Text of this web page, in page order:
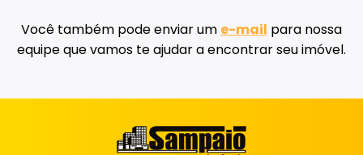
Você também pode enviar um e-mail para nossa
equipe que vamos te ajudar a encontrar seu imóvel.